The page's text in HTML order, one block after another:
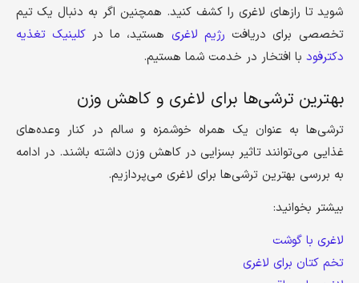
شوید تا رازهای لاغری را کشف کنید. همچنین اگر به دنبال یک تیم
تخصصی برای دریافت رژیم لاغری هستید، ما درکلینیک تغذیه
دکترفود با افتخار در خدمت شما هستیم.
بهترین ترشی‌ها برای لاغری و کاهش وزن
ترشی‌ها به عنوان یک همراه خوشمزه و سالم در کنار وعده‌های
غذایی می‌توانند تاثیر بسزایی در کاهش وزن داشته باشند. در ادامه
به بررسی بهترین ترشی‌ها برای لاغری می‌پردازیم.
بیشتر بخوانید:
لاغری با گوشت
تخم کتان برای لاغری